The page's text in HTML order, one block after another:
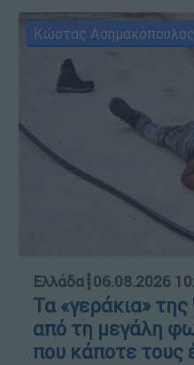
Κώστας Ασημακόπουλος
Ελλάδα┋06.08.2026
Τα «γεράκια»
από τη μεγάλη
που κάποτε τους